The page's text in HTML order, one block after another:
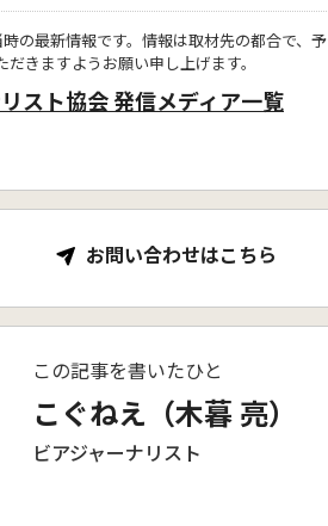
の最新情報です。情報は取材先の都合で、
きますようお願い申し上げます。
スト協会 発信メディア一覧
お問い合わせはこちら
この記事を書いたひと
こぐねえ（木暮 亮）
ビアジャーナリスト